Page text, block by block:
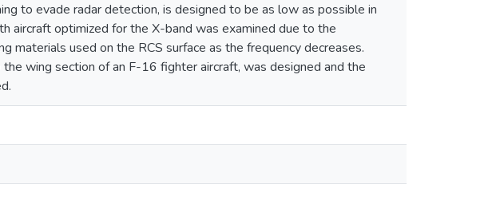
to evade radar detection, is designed to be as low as possible in
aircraft optimized for the X-band was examined due to the
used on the RCS surface as the frequency decreases.
wing section of an F-16 fighter aircraft, was designed and the